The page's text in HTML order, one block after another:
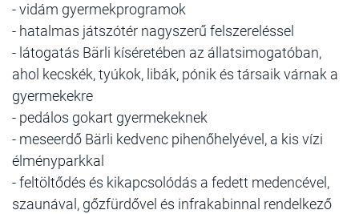
- vidám gyermekprogramok
- hatalmas játszótér nagyszerű felszereléssel
- látogatás Bärli kíséretében az állatsimogatóban,
ahol kecskék, tyúkok, libák, pónik és társaik várnak a
gyermekekre
- pedálos gokart gyermekeknek
- meseerdő Bärli kedvenc pihenőhelyével, a kis vízi
élményparkkal
- feltöltődés és kikapcsolódás a fedett medencével,
szaunával, gőzfürdővel és infrakabinnal rendelkező